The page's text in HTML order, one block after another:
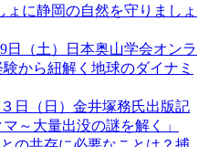
に静岡の自然を守りましょ
日（土）日本奥山学会オンラ
から紐解く地球のダイナミ
日（日）金井塚務氏出版記
～大量出没の謎を解く」